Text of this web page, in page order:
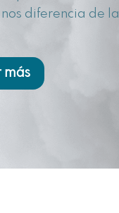
diferencia de la
más